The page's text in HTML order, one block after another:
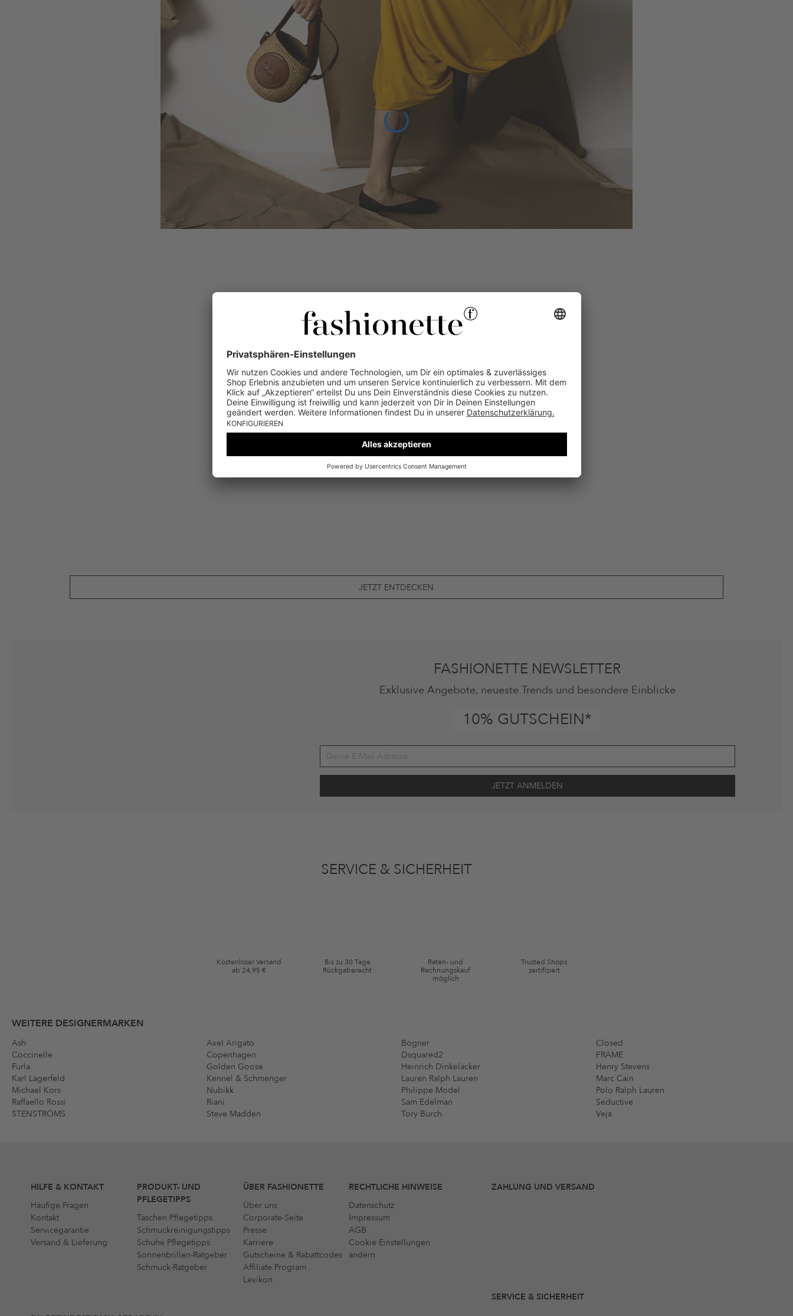
JETZT ENTDECKEN
FASHIONETTE NEWSLETTER
Exklusive Angebote, neueste Trends und besondere Einblicke
10% GUTSCHEIN*
SERVICE & SICHERHEIT
Kostenloser Versand
ab 24,95 €
Bis zu 30 Tage
Rückgaberecht
Raten- und
Rechnungskauf
möglich
Trusted Shops
zertifiziert
WEITERE DESIGNERMARKEN
Ash Axel Arigato Bogner
Closed
Coccinelle
Copenhagen Dsquared2
FRAME
Furla
Golden Goose Heinrich Dinkelacker
Henry Stevens
Karl Lagerfeld
Kennel & Schmenger Lauren Ralph Lauren
Marc Cain
Michael Kors
Nubikk Philippe Model
Polo Ralph Lauren
Raffaello Rossi
Riani Sam Edelman
Seductive
STENSTRÖMS
Steve Madden Tory Burch Veja
HILFE & KONTAKT
Häufige Fragen
Kontakt
Servicegarantie
Versand & Lieferung
PRODUKT- UND
PFLEGETIPPS
Taschen Pflegetipps
Schmuckreinigungstipps
Schuhe Pflegetipps
Sonnenbrillen-Ratgeber
Schmuck-Ratgeber
ÜBER FASHIONETTE
Über uns
Corporate-Seite
Presse
Karriere
Gutscheine & Rabattcodes
Affiliate Program
Lexikon
RECHTLICHE HINWEISE
Datenschutz
Impressum
AGB
Cookie Einstellungen
ändern
ZAHLUNG UND VERSAND
SERVICE & SICHERHEIT